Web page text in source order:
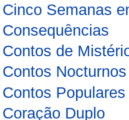
Cinco Semanas
Consequências
Contos de
Contos Nocturnos
Contos
Coração Duplo